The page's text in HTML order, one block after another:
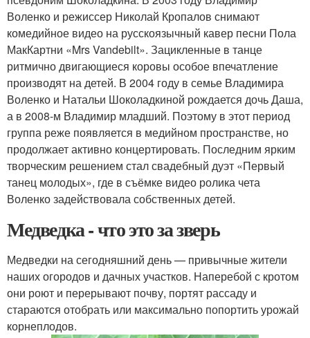
Воленко и режиссер Николай Кропалов снимают
комедийное видео на русскоязычный кавер песни Пола
МакКартни «Mrs Vandebilt». Зацикленные в танце
ритмично двигающиеся коровы особое впечатление
производят на детей. В 2004 году в семье Владимира
Воленко и Натальи Шоколадкиной рождается дочь Даша,
а в 2008-м Владимир младший. Поэтому в этот период
группа реже появляется в медийном пространстве, но
продолжает активно концертировать. Последним ярким
творческим решением стал свадебный дуэт «Первый
танец молодых», где в съёмке видео ролика чета
Воленко задействовала собственных детей.
Медведка - что это за зверь
Медведки на сегодняшний день — привычные жители
наших огородов и дачных участков. Наперебой с кротом
они роют и перерывают почву, портят рассаду и
стараются отобрать или максимально попортить урожай
корнеплодов.